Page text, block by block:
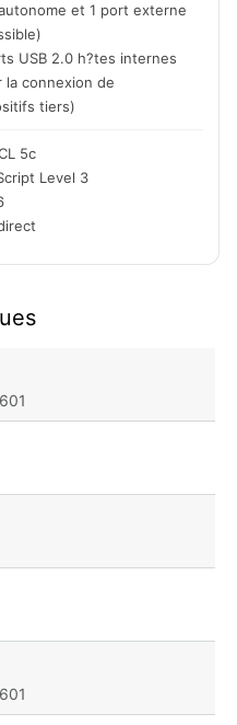
et 1 port externe
USB 2.0 h?tes internes
la connexion de
tiers)
5c
Level 3